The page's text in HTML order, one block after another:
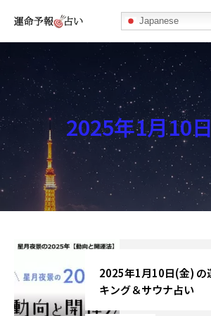
Japanese
運命予報占い
運命予報占いとは
あなたの所属部屋を探そう！
最恐の相性占い
秘伝公開！吉凶カレンダー
ブログ
お知らせ
2025年1月10
2025年1月10日(金) の
キング＆サウナ占い